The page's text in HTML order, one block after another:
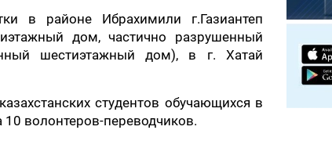
в районе Ибрахимили г.Газиантеп
дом, частично разрушенный
шестиэтажный дом), в г. Хатай
студентов обучающихся в
10 волонтеров-переводчиков.